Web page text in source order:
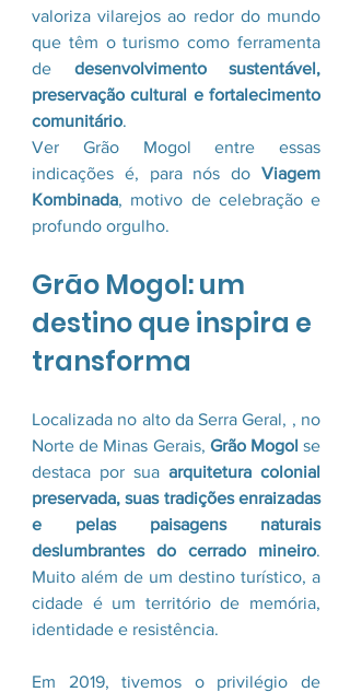
valoriza vilarejos ao redor do mundo
que têm o turismo como ferramenta
de desenvolvimento sustentável,
preservação cultural e fortalecimento
comunitário.
Ver Grão Mogol entre essas
indicações é, para nós do Viagem
Kombinada, motivo de celebração e
profundo orgulho.
Grão Mogol: um
destino que inspira e
transforma
Localizada no alto da Serra Geral, , no
Norte de Minas Gerais, Grão Mogol se
destaca por sua arquitetura colonial
preservada, suas tradições enraizadas
e pelas paisagens naturais
deslumbrantes do cerrado mineiro.
Muito além de um destino turístico, a
cidade é um território de memória,
identidade e resistência.
Em 2019, tivemos o privilégio de